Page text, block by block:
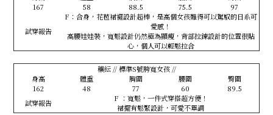
167
58 88.5 75.5 97
試穿報告
F：合身，花苞裙襬設計超棒，是高個女孩難得可以駕馭的日系可
愛感！
高腰娃娃裝，寬鬆設計仍然極為顯瘦，背部拉鍊設計的位置很貼
心，個人可以輕鬆拉合
穰紜 // 標準S號胯寬女孩 //
身高
體重 胸圍 腰圍
臀圍
162
48 77 60
89.5
試穿報告
F ：寬鬆，一件式穿搭超方便！
裙擺有鬆緊設計，可愛不單調